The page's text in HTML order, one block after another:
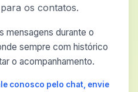
os contatos.
mensagens durante o
sempre com histórico
o acompanhamento.
conosco pelo chat, envie